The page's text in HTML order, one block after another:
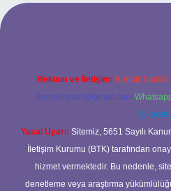
Reklam ve İletişim: E-mail:
forumhizmeti@gmail.com
Yasal Uyarı: Sitemiz, 5651 Sayılı
İletişim Kurumu (BTK) tarafından
hizmet vermektedir. Bu nedenle,
denetleme veya araştırma